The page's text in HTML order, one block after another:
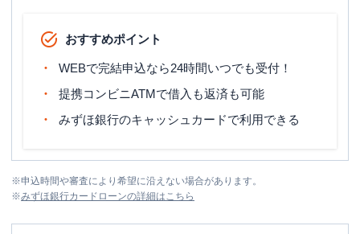
おすすめポイント
WEBで完結申込なら24時間いつでも受付！
提携コンビニATMで借入も返済も可能
みずほ銀行のキャッシュカードで利用できる
※申込時間や審査により希望に沿えない場合があります。
※みずほ銀行カードローンの詳細はこちら